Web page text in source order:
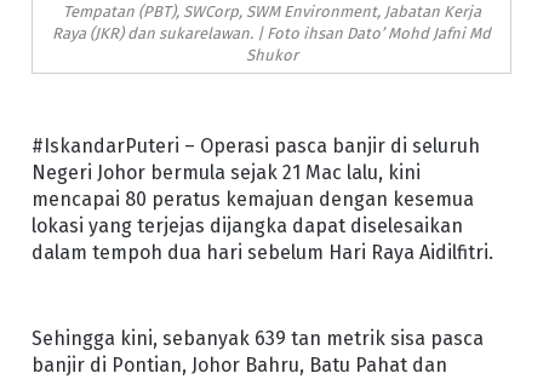
Tempatan (PBT), SWCorp, SWM Environment, Jabatan Kerja
Raya (JKR) dan sukarelawan. | Foto ihsan Dato’ Mohd Jafni Md
Shukor
#IskandarPuteri – Operasi pasca banjir di seluruh
Negeri Johor bermula sejak 21 Mac lalu, kini
mencapai 80 peratus kemajuan dengan kesemua
lokasi yang terjejas dijangka dapat diselesaikan
dalam tempoh dua hari sebelum Hari Raya Aidilfitri.
Sehingga kini, sebanyak 639 tan metrik sisa pasca
banjir di Pontian, Johor Bahru, Batu Pahat dan